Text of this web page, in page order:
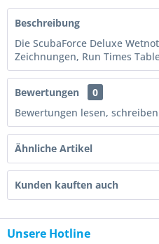
Beschreibung
Die ScubaForce Deluxe
Zeichnungen, Run Times
Bewertungen
0
Bewertungen lesen,
Ähnliche Artikel
Kunden kauften auch
Unsere Hotline